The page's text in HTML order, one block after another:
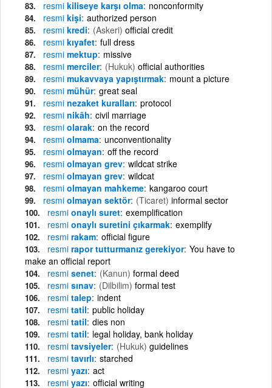
resmi kiliseye karşı olma nonconformity
resmi kişi authorized person
resmi kredi (Askeri) official credit
resmi kıyafet full dress
resmi mektup missive
resmi merciler (Hukuk) official authorities
resmi mukavvaya yapıştırmak mount a picture
resmi mühür great seal
resmi nezaket kuralları protocol
resmi nikâh civil marriage
resmi olarak on the record
resmi olmama unconventionality
resmi olmayan off the record
resmi olmayan grev wildcat strike
resmi olmayan grev wildcat
resmi olmayan mahkeme kangaroo court
resmi olmayan sektör (Ticaret) informal sector
resmi onaylı suret exemplification
resmi onaylı suretini çıkarmak exemplify
resmi rakam official figure
resmi rapor tutturmanız gerekiyor You have to
make an official report
resmi senet (Kanun) formal deed
resmi sınav (Dilbilim) formal test
resmi talep indent
resmi tatil public holiday
resmi tatil dies non
resmi tatil legal holiday, bank holiday
resmi tavsiyeler (Hukuk) guidelines
resmi tavırlı starched
resmi yazı act
resmi yazı official writing